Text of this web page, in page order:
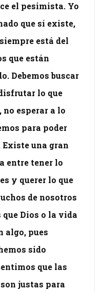
el pesimista. Yo
que sí existe,
está del
que están
Debemos buscar
lo que
no esperar a lo
para poder
una gran
entre tener lo
y querer lo que
de nosotros
Dios o la vida
algo, pues
sido
que las
justas para